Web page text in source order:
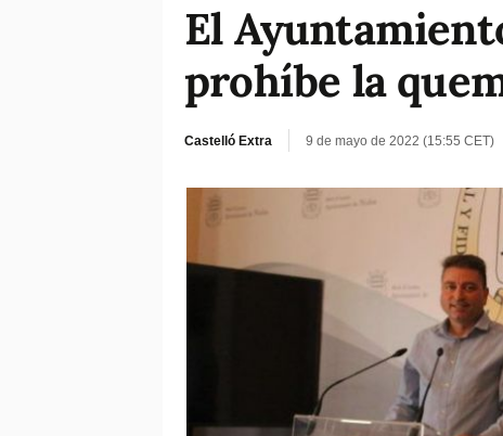
El
prohíbe la
Castelló Extra 9 de mayo de 2022 (15:55 CET)